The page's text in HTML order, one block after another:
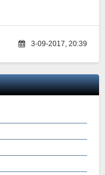
3-09-2017, 20:39